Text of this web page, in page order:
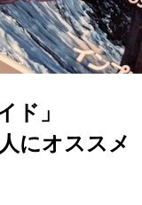
ド」
にオススメ